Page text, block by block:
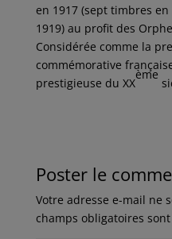
en 1917 (sept timbres
1919) au profit des
Considérée comme la
commémorative
prestigieuse du XX
ème
Poster le
Votre adresse e-mail ne
champs obligatoires